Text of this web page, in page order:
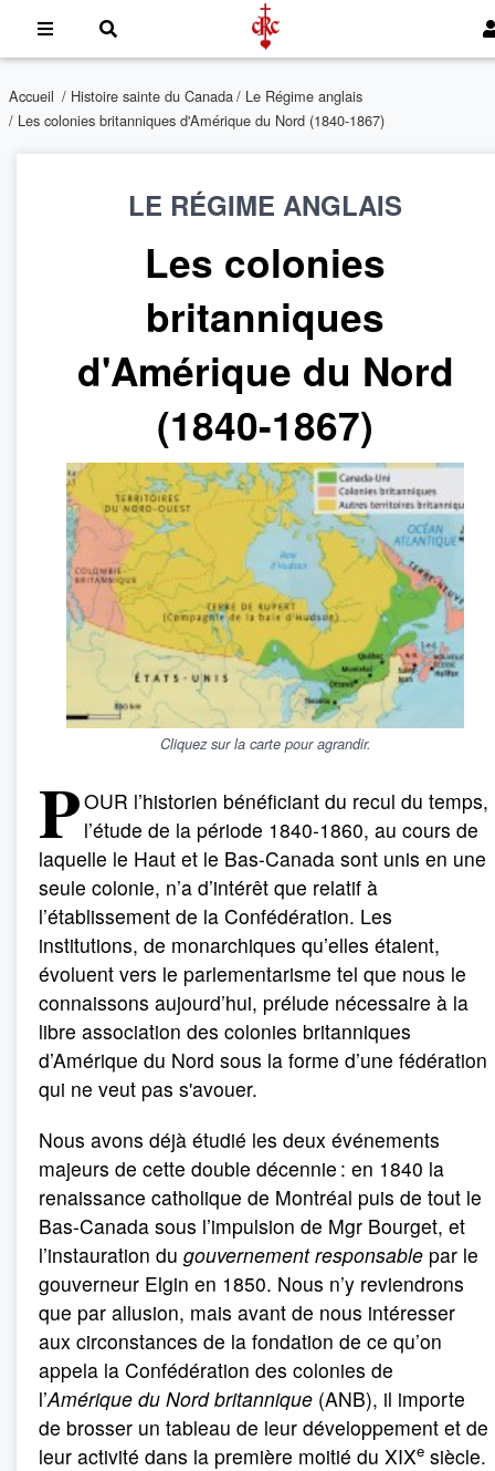
Accueil / Histoire sainte du Canada/ Le Régime anglais
/ Les colonies britanniques d'Amérique du Nord (1840-1867)
LE RÉGIME ANGLAIS
Les colonies
britanniques
d'Amérique du Nord
(1840-1867)
Cliquez sur la carte pour agrandir.
POUR l’historien bénéficiant du recul du temps,
l’étude de la période 1840-1860, au cours de
laquelle le Haut et le Bas-Canada sont unis en une
seule colonie, n’a d’intérêt que relatif à
l’établissement de la Confédération. Les
institutions, de monarchiques qu’elles étaient,
évoluent vers le parlementarisme tel que nous le
connaissons aujourd’hui, prélude nécessaire à la
libre association des colonies britanniques
d’Amérique du Nord sous la forme d’une fédération
qui ne veut pas s'avouer.
Nous avons déjà étudié les deux événements
majeurs de cette double décennie : en 1840 la
renaissance catholique de Montréal puis de tout le
Bas-Canada sous l’impulsion de Mgr Bourget, et
l’instauration du gouvernement responsable par le
gouverneur Elgin en 1850. Nous n’y reviendrons
que par allusion, mais avant de nous intéresser
aux circonstances de la fondation de ce qu’on
appela la Confédération des colonies de
l’Amérique du Nord britannique (ANB), il importe
de brosser un tableau de leur développement et de
leur activité dans la première moitié du XIXe siècle.